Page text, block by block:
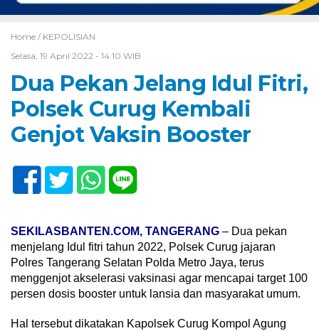
Home / KEPOLISIAN
Selasa, 19 April 2022 - 14:10 WIB
Dua Pekan Jelang Idul Fitri,
Polsek Curug Kembali
Genjot Vaksin Booster
SEKILASBANTEN.COM, TANGERANG – Dua pekan
menjelang Idul fitri tahun 2022, Polsek Curug jajaran
Polres Tangerang Selatan Polda Metro Jaya, terus
menggenjot akselerasi vaksinasi agar mencapai target 100
persen dosis booster untuk lansia dan masyarakat umum.
Hal tersebut dikatakan Kapolsek Curug Kompol Agung